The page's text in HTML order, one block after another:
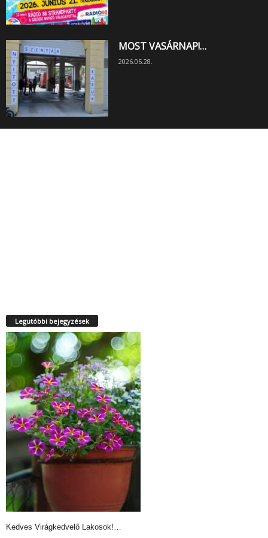
MOST VASÁRNAP!…
2026.05.28.
Legutóbbi bejegyzések
Kedves Virágkedvelő Lakosok!…